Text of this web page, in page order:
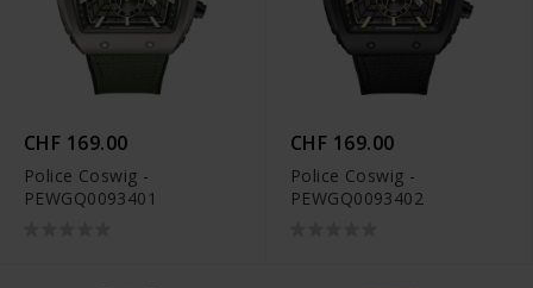
CHF 169.00
Police Coswig -
PEWGQ0093401
CHF 169.00
Police Coswig -
PEWGQ0093402